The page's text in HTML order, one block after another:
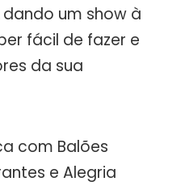
um show à
fácil de fazer e
da sua